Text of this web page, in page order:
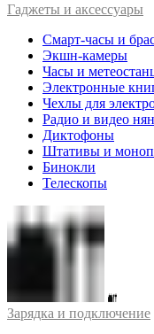
Гаджеты и аксессуары
Смарт-часы и
Экшн-камеры
Часы и
Электронные
Чехлы для
Радио и видео
Диктофоны
Штативы и
Бинокли
Телескопы
Зарядка и подключение